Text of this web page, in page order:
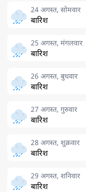
24 अगस्त, सोमवार
बारिश
25 अगस्त, मंगलवार
बारिश
26 अगस्त, बुधवार
बारिश
27 अगस्त, गुरुवार
बारिश
28 अगस्त, शुक्रवार
बारिश
29 अगस्त, शनिवार
बारिश